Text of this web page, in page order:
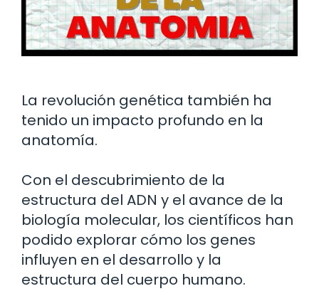
La revolución genética también ha
tenido un impacto profundo en la
anatomía.
Con el descubrimiento de la
estructura del ADN y el avance de la
biología molecular, los científicos han
podido explorar cómo los genes
influyen en el desarrollo y la
estructura del cuerpo humano.